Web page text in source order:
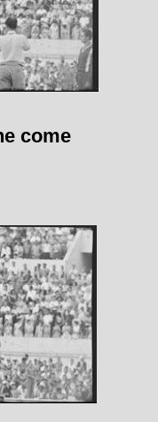
come